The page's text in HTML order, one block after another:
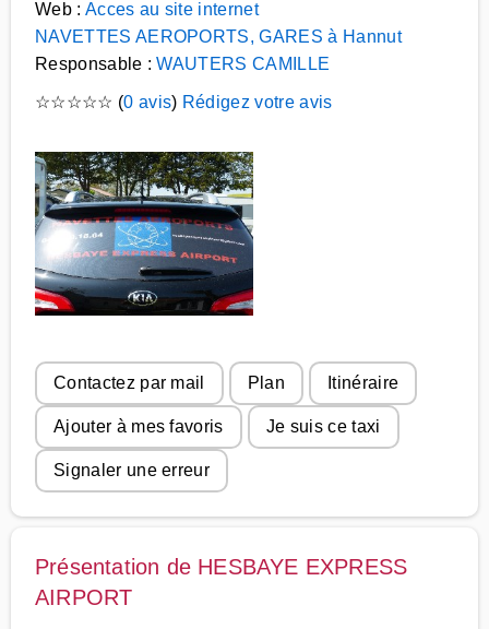
Web : Acces au site internet
NAVETTES AEROPORTS, GARES à Hannut
Responsable :WAUTERS CAMILLE
☆☆☆☆☆ (0 avis) Rédigez votre avis
Contactez par mail Plan Itinéraire
Ajouter à mes favoris Je suis ce taxi
Signaler une erreur
Présentation de HESBAYE EXPRESS
AIRPORT